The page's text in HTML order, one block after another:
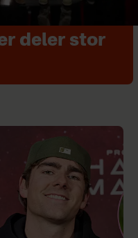
deler stor